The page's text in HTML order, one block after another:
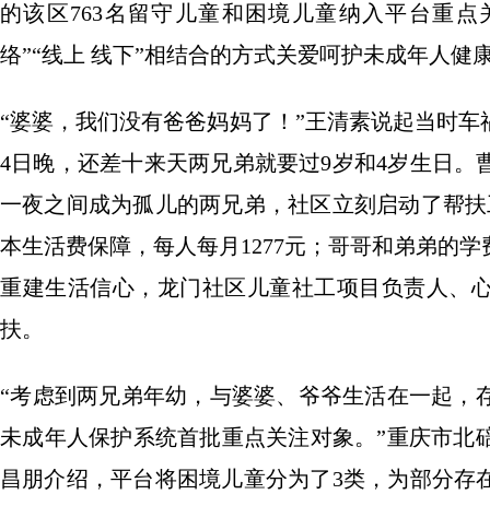
的该区763名留守儿童和困境儿童纳入平台重
络”“线上 线下”相结合的方式关爱呵护未成年人健
“婆婆，我们没有爸爸妈妈了！”王清素说起当时
4日晚，还差十来天两兄弟就要过9岁和4岁生日
一夜之间成为孤儿的两兄弟，社区立刻启动了帮
本生活费保障，每人每月1277元；哥哥和弟弟的
重建生活信心，龙门社区儿童社工项目负责人、
扶。
“考虑到两兄弟年幼，与婆婆、爷爷生活在一起
未成年人保护系统首批重点关注对象。”重庆市
昌朋介绍，平台将困境儿童分为了3类，为部分